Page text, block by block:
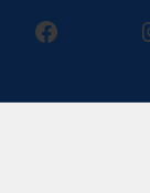
facebook